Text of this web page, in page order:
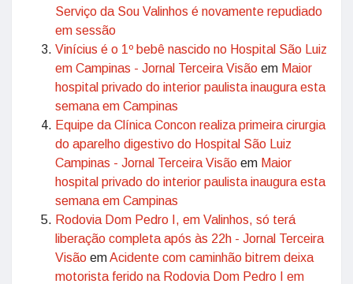
Serviço da Sou Valinhos é novamente repudiado
em sessão
Vinícius é o 1º bebê nascido no Hospital São Luiz
em Campinas - Jornal Terceira Visão em Maior
hospital privado do interior paulista inaugura esta
semana em Campinas
Equipe da Clínica Concon realiza primeira cirurgia
do aparelho digestivo do Hospital São Luiz
Campinas - Jornal Terceira Visão em Maior
hospital privado do interior paulista inaugura esta
semana em Campinas
Rodovia Dom Pedro I, em Valinhos, só terá
liberação completa após às 22h - Jornal Terceira
Visão emAcidente com caminhão bitrem deixa
motorista ferido na Rodovia Dom Pedro I em